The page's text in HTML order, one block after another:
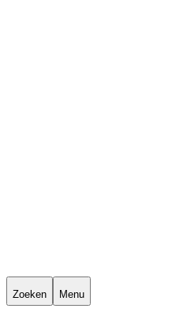
Zoeken Menu